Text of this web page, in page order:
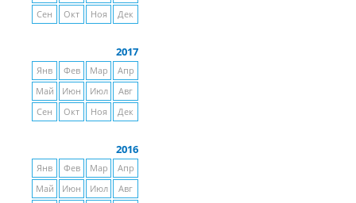
Сен
Окт Ноя Дек
2017
Янв Фев Мар
Апр
Май
Июн Июл
Авг
Сен
Окт Ноя Дек
2016
Янв Фев Мар
Апр
Май
Июн Июл
Авг